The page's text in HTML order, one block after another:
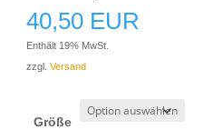
40,50 EUR
Enthält 19% MwSt.
zzgl.Versand
Größe